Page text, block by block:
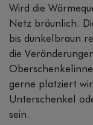
Wird die
Netz bräunlich.
bis dunkelbraun
die
gerne platziert
Unterschenkel
sein.